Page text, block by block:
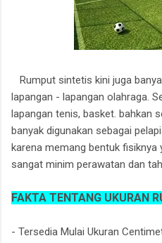
Rumput sintetis kini juga
lapangan - lapangan olahraga.
lapangan tenis, basket. bahkan
banyak digunakan sebagai
karena memang bentuk fisiknya
sangat minim perawatan dan
FAKTA TENTANG UKURAN
- Tersedia Mulai Ukuran